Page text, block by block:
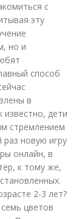
с
эту
но и
способ
в
известно, дети
стремлением
новую игру
онлайн, в
к тому же,
2-3 лет?
цветов